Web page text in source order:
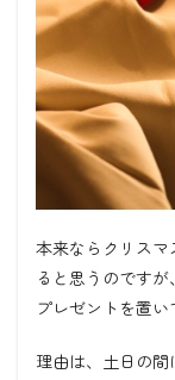
本来ならクリスマ
ると思うのです
プレゼントを置い
理由は、土日の